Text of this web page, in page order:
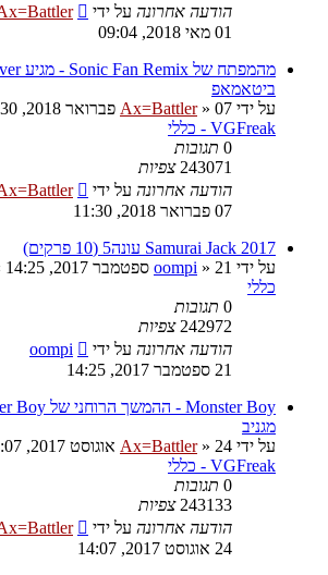
הודעה אחרונה על ידי
01 מאי 2018, 09:04
ביטאמאפ
על ידי
Ax=Battler» 07 פברואר 2018, 11:30
VGFreak - כללי
0 תגובות
243071 צפיות
הודעה אחרונה על ידי
07 פברואר 2018, 11:30
Samurai Jack 2017 עונה5 (10 פרקים)
על ידי
oompi » 21 ספטמבר 2017, 14:25
כללי
0 תגובות
242972 צפיות
הודעה אחרונה על ידי
oompi
21 ספטמבר 2017, 14:25
מגניב
על ידי
Ax=Battler» 24 אוגוסט 2017, 14:07
VGFreak - כללי
0 תגובות
243133 צפיות
הודעה אחרונה על ידי
24 אוגוסט 2017, 14:07